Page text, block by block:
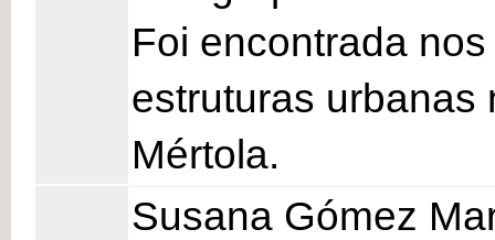
Foi encontrada
estruturas urbanas
Mértola.
Susana Gómez